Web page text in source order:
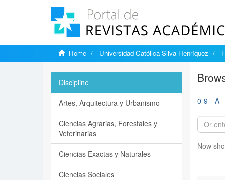
Home Universidad Católica Silva Henríquez
0-9 A
Now
Discipline
Artes, Arquitectura y Urbanismo
Ciencias Agrarias, Forestales y
Veterinarias
Ciencias Exactas y Naturales
Ciencias Sociales